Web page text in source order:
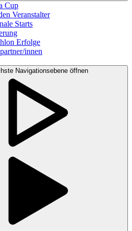
Cup
Veranstalter
Starts
Erfolge
innen
Navigationsebene öffnen